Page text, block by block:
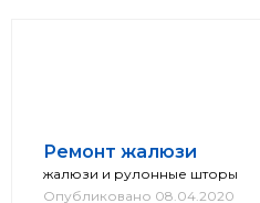
Ремонт жалюзи
жалюзи и рулонные шторы
Опубликовано 08.04.2020